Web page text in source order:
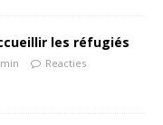
les réfugiés
Reacties